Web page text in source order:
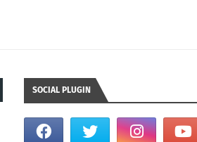
SOCIAL PLUGIN